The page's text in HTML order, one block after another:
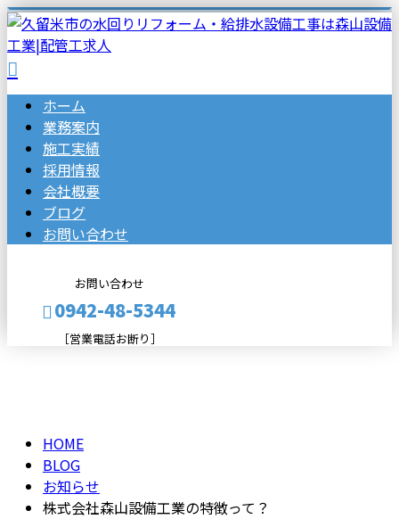
ホーム
業務案内
施工実績
採用情報
会社概要
ブログ
お問い合わせ
お問い合わせ
0942-48-5344
［営業電話お断り］
HOME
BLOG
お知らせ
株式会社森山設備工業の特徴って？